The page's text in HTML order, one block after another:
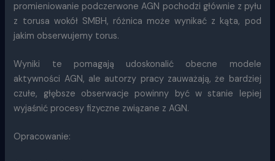
promieniowanie podczerwone AGN pochodzi głównie z pyłu
z torusa wokół SMBH, różnica może wynikać z kąta, pod
jakim obserwujemy torus.
Wyniki te pomagają udoskonalić obecne modele
aktywności AGN, ale autorzy pracy zauważają, że bardziej
czułe, głębsze obserwacje powinny być w stanie lepiej
wyjaśnić procesy fizyczne związane z AGN.
Opracowanie: